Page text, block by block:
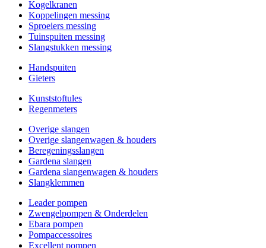
Kogelkranen
Koppelingen messing
Sproeiers messing
Tuinspuiten messing
Slangstukken messing
Handspuiten
Gieters
Kunststoftules
Regenmeters
Overige slangen
Overige slangenwagen & houders
Beregeningsslangen
Gardena slangen
Gardena slangenwagen & houders
Slangklemmen
Leader pompen
Zwengelpompen & Onderdelen
Ebara pompen
Pompaccessoires
Excellent pompen